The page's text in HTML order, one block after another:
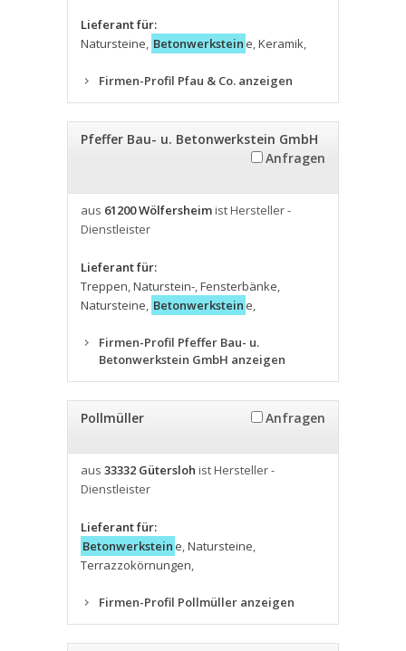
Lieferant für:
Natursteine, Betonwerkstein e,Keramik,
Firmen-Profil Pfau & Co. anzeigen
Pfeffer Bau- u. Betonwerkstein GmbH
Anfragen
aus 61200 Wölfersheimist Hersteller -
Dienstleister
Lieferant für:
Treppen,Naturstein-,Fensterbänke,
Natursteine, Betonwerkstein e,
Firmen-Profil Pfeffer Bau- u.
Betonwerkstein GmbH anzeigen
Pollmüller Anfragen
aus 33332 Gütersloh ist Hersteller -
Dienstleister
Lieferant für:
Betonwerkstein e,Natursteine,
Terrazzokörnungen,
Firmen-Profil Pollmüller anzeigen